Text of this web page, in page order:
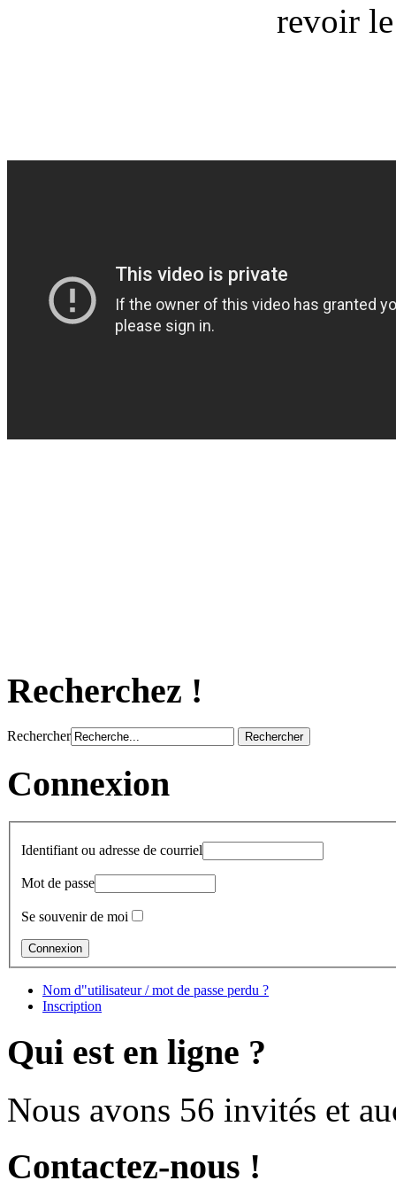
revoir
Recherchez !
Rechercher
Connexion
Identifiant ou adresse de courriel
Mot de passe
Se souvenir de moi
Nom d"utilisateur / mot de passe perdu ?
Inscription
Qui est en ligne ?
Nous avons 56 invités et
Contactez-nous !